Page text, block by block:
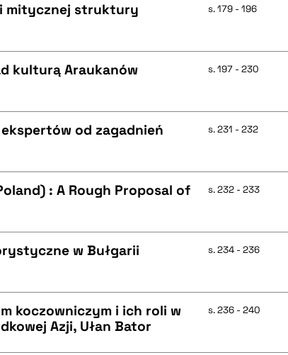
mitycznej struktury
s. 179 - 196
kulturą Araukanów s. 197 - 230
od zagadnień
s. 231 - 232
: A Rough Proposal of
s. 232 - 233
w Bułgarii s. 234 - 236
koczowniczym i ich roli w
Azji, Ułan Bator
s. 236 - 240